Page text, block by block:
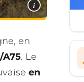
i
en
. Le
en